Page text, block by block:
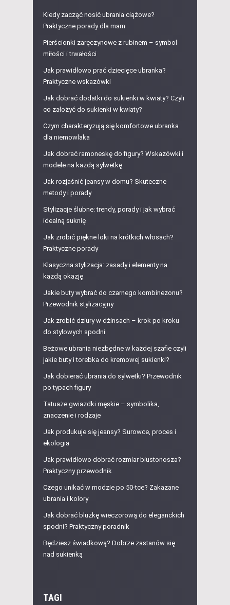
Kiedy zacząć nosić ubrania ciążowe?
Praktyczne porady dla mam
Pierścionki zaręczynowe z rubinem – symbol
miłości i trwałości
Jak prawidłowo prać dziecięce ubranka?
Praktyczne wskazówki
Jak dobrać dodatki do sukienki w kwiaty? Czyli
co założyć do sukienki w kwiaty?
Czym charakteryzują się komfortowe ubranka
dla niemowlaka
Jak dobrać ramoneskę do figury? Wskazówki i
modele na każdą sylwetkę
Jak rozjaśnić jeansy w domu? Skuteczne
metody i porady
Stylizacje ślubne: trendy, porady i jak wybrać
idealną suknię
Jak zrobić piękne loki na krótkich włosach?
Praktyczne porady
Klasyczna stylizacja: zasady i elementy na
każdą okazję
Jakie buty wybrać do czarnego kombinezonu?
Przewodnik stylizacyjny
Jak zrobić dziury w dżinsach – krok po kroku
do stylowych spodni
Beżowe ubrania niezbędne w każdej szafie czyli
jakie buty i torebka do kremowej sukienki?
Jak dobierać ubrania do sylwetki? Przewodnik
po typach figury
Tatuaże gwiazdki męskie – symbolika,
znaczenie i rodzaje
Jak produkuje się jeansy? Surowce, proces i
ekologia
Jak prawidłowo dobrać rozmiar biustonosza?
Praktyczny przewodnik
Czego unikać w modzie po 50-tce? Zakazane
ubrania i kolory
Jak dobrać bluzkę wieczorową do eleganckich
spodni? Praktyczny poradnik
Będziesz świadkową? Dobrze zastanów się
nad sukienką
TAGI